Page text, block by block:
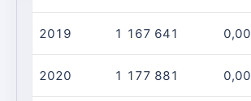
2019 1 167 641 0,00
2020 1 177 881 0,00